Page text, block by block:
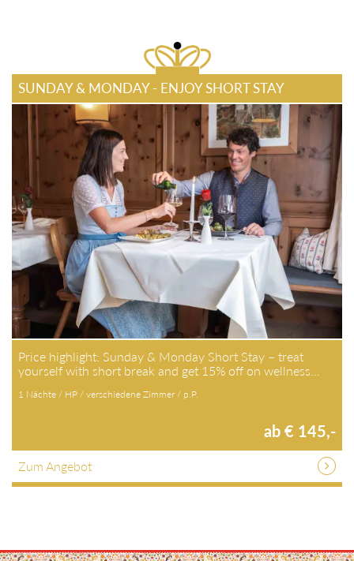
SUNDAY & MONDAY - ENJOY SHORT STAY
Price highlight: Sunday & Monday Short Stay – treat
yourself with short break and get 15% off on wellness…
1 Nächte / HP / verschiedene Zimmer / p.P.
ab € 145,-
Zum Angebot